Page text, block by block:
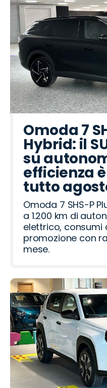
Omoda 7
Hybrid: il
su
efficienza
tutto
Omoda 7 SHS-P
a 1.200 km di
elettrico, consumi
promozione con
mese.